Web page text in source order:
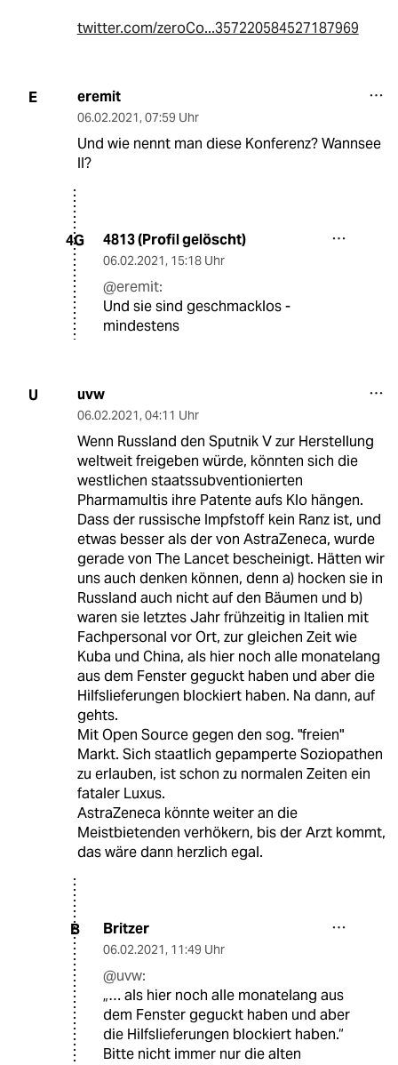
twitter.com/zeroCo...357220584527187969
E eremit
06.02.2021, 07:59 Uhr
Und wie nennt man diese Konferenz? Wannsee
II?
4G 4813 (Profil gelöscht)
06.02.2021, 15:18 Uhr
@eremit:
Und sie sind geschmacklos -
mindestens
U uvw
06.02.2021, 04:11 Uhr
Wenn Russland den Sputnik V zur Herstellung
weltweit freigeben würde, könnten sich die
westlichen staatssubventionierten
Pharmamultis ihre Patente aufs Klo hängen.
Dass der russische Impfstoff kein Ranz ist, und
etwas besser als der von AstraZeneca, wurde
gerade von The Lancet bescheinigt. Hätten wir
uns auch denken können, denn a) hocken sie in
Russland auch nicht auf den Bäumen und b)
waren sie letztes Jahr frühzeitig in Italien mit
Fachpersonal vor Ort, zur gleichen Zeit wie
Kuba und China, als hier noch alle monatelang
aus dem Fenster geguckt haben und aber die
Hilfslieferungen blockiert haben. Na dann, auf
gehts.
Mit Open Source gegen den sog. "freien"
Markt. Sich staatlich gepamperte Soziopathen
zu erlauben, ist schon zu normalen Zeiten ein
fataler Luxus.
AstraZeneca könnte weiter an die
Meistbietenden verhökern, bis der Arzt kommt,
das wäre dann herzlich egal.
B Britzer
06.02.2021, 11:49 Uhr
@uvw:
„… als hier noch alle monatelang aus
dem Fenster geguckt haben und aber
die Hilfslieferungen blockiert haben.“
Bitte nicht immer nur die alten